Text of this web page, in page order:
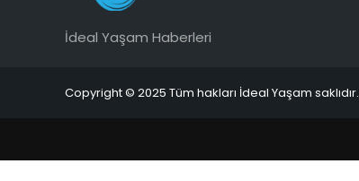
İdeal Yaşam Haberleri
Copyright © 2025 Tüm hakları İdeal Yaşam saklıdır.